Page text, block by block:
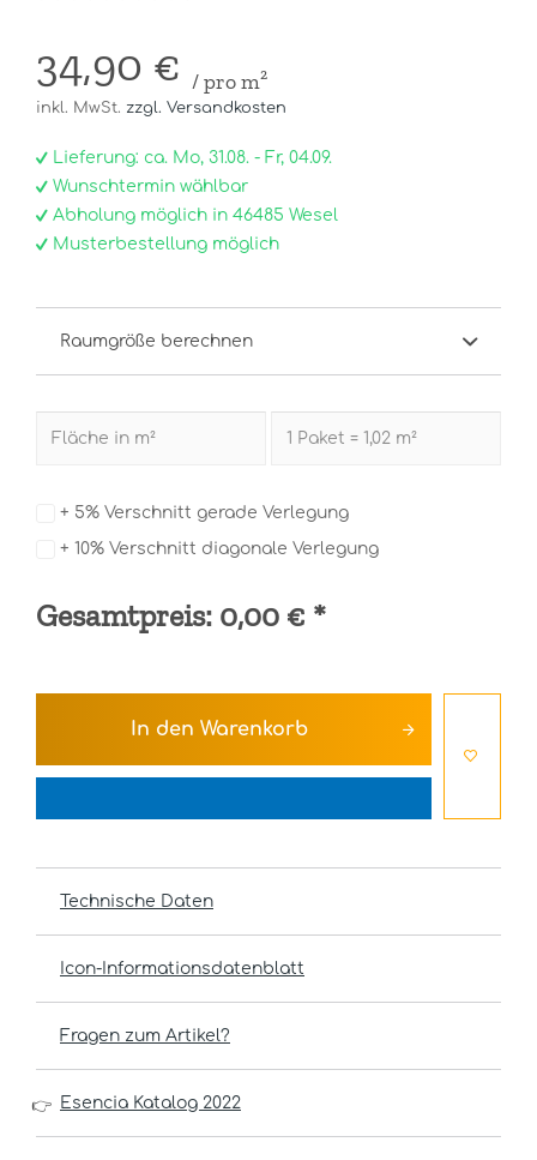
34,90 € / pro m²
inkl. MwSt. zzgl. Versandkosten
Lieferung: ca. Mo, 31.08. - Fr, 04.09.
Wunschtermin wählbar
Abholung möglich in 46485 Wesel
Musterbestellung möglich
Raumgröße berechnen
+ 5% Verschnitt gerade Verlegung
+ 10% Verschnitt diagonale Verlegung
Gesamtpreis: 0,00 € *
In den Warenkorb
Technische Daten
Icon-Informationsdatenblatt
Fragen zum Artikel?
👉 Esencia Katalog 2022